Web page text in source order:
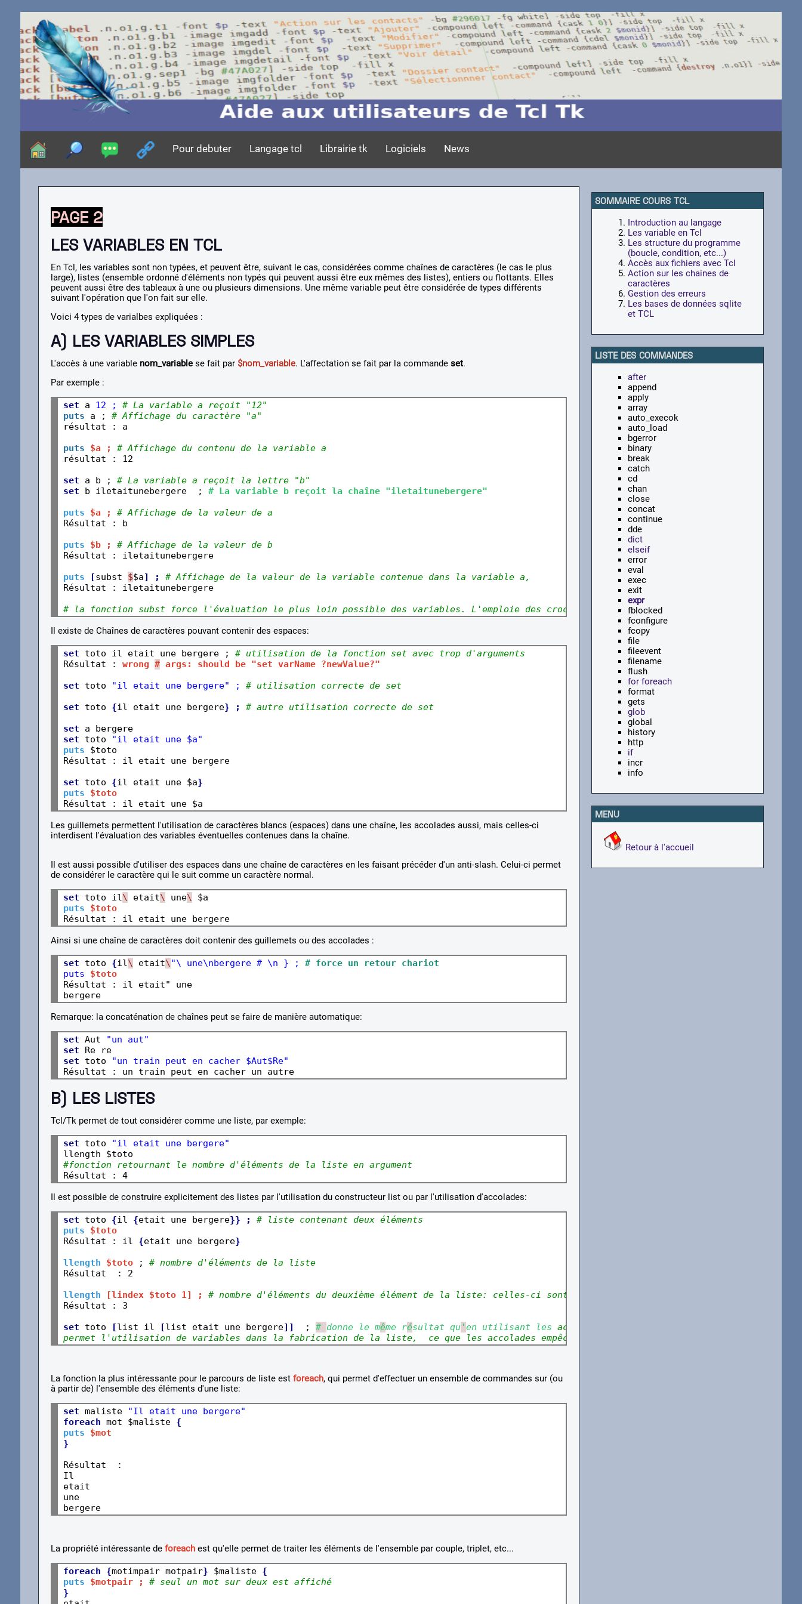
Pour debuter Langage tcl Librairie tk Logiciels News
PAGE 2
LES VARIABLES EN TCL
En Tcl, les variables sont non typées, et peuvent être, suivant le cas, considérées comme chaînes de caractères (le cas le plus
large), listes (ensemble ordonné d'éléments non typés qui peuvent aussi être eux mêmes des listes), entiers ou flottants. Elles
peuvent aussi être des tableaux à une ou plusieurs dimensions. Une même variable peut être considérée de types différents
suivant l'opération que l'on fait sur elle.
Voici 4 types de varialbes expliquées :
A) LES VARIABLES SIMPLES
L'accès à une variablenom_variable se fait par $nom_variable. L'affectation se fait par la commande set.
Par exemple :
set a 12 ; # La variable a reçoit "12"
puts a ; # Affichage du caractère "a"
résultat : a
puts
$a ; # Affichage du contenu de la variable a
set a b ; # La variable a reçoit la lettre "b"
set b iletaitunebergere  ; # La variable b reçoit la chaîne "iletaitunebergere"
puts
$a ; # Affichage de la valeur de a
puts
$b ; # Affichage de la valeur de b
Résultat : iletaitunebergere
puts
[subst $$a] ; # Affichage de la valeur de la variable contenue dans la variable a,
Résultat : iletaitunebergere
# la fonction subst force l'évaluation le plus loin possible des variables. L'emploie des crochets sera expliqué plus loin
Il existe de Chaînes de caractères pouvant contenir des espaces:
set toto il etait une bergere ; # utilisation de la fonction set avec trop d'arguments
Résultat : wrong # args: should be "set varName ?newValue?"
set toto "il etait une bergere" ; # utilisation correcte de set
set toto {il etait une bergere} ; # autre utilisation correcte de set
set
a bergere
set toto
"il etait une $a"
puts $toto
Résultat : il etait une bergere
set toto {il etait une $a}
puts
$toto
Les guillemets permettent l'utilisation de caractères blancs (espaces) dans une chaîne, les accolades aussi, mais celles-ci
interdisent l'évaluation des variables éventuelles contenues dans la chaîne.
Il est aussi possible d'utiliser des espaces dans une chaîne de caractères en les faisant précéder d'un anti-slash. Celui-ci permet
de considérer le caractère qui le suit comme un caractère normal.
set toto il \ etait\ une\
puts
$toto
Résultat : il etait une bergere
Ainsi si une chaîne de caractères doit contenir des guillemets ou des accolades :
set toto {il \ etait\ "\ une\nbergere # \n } ; # force un retour chariot
puts $toto
Résultat : il etait" une
bergere
Remarque: la concaténation de chaînes peut se faire de manière automatique:
set Aut
"un aut"
set
Re re
set toto
"un train peut en cacher $Aut$Re"
Résultat : un train peut en cacher un autre
B) LES LISTES
Tcl/Tk permet de tout considérer comme une liste, par exemple:
set toto
"il etait une bergere"
#fonction retournant le nombre d'éléments de la
liste en argument
Résultat : 4
Il est possible de construire explicitement des listes par l'utilisation du constructeur list ou par l'utilisation d'accolades:
set toto {il {etait une bergere}} ; # liste contenant deux éléments
puts
$toto
Résultat : il {etait une bergere}
llength
$toto ; # nombre d'éléments de la liste
llength
[lindex $toto 1] ; # nombre d'éléments du deuxième élément de la
liste: celles-ci sont indexées à partir de 0
Résultat : 3
set toto [list il [list etait une bergere]]
  ;
# donne le même résultat qu'en utilisant les accolades. Cependant, \
permet l'utilisation de variables dans la fabrication de la liste, ce que les accolades empêchent.
La fonction la plus intéressante pour le parcours de liste est foreach, qui permet d'effectuer un ensemble de commandes sur (ou
à partir de) l'ensemble des éléments d'une liste:
set maliste
"Il etait une bergere"
foreach mot $maliste {
puts
$mot
}
Résultat  :
Il
etait
une
bergere
La propriété intéressante de foreachest qu'elle permet de traiter les éléments de l'ensemble par couple, triplet, etc...
foreach {motimpair motpair} $maliste {
puts
$motpair ; # seul un mot sur deux est affiché
}
SOMMAIRE COURS TCL
Introduction au langage
Les variable en Tcl
Les structure du programme
(boucle, condition, etc...)
Accès aux fichiers avec Tcl
Action sur les chaines de
caractères
Gestion des erreurs
Les bases de données sqlite
et TCL
LISTE DES COMMANDES
after
append
apply
array
auto_execok
auto_load
bgerror
binary
break
catch
cd
chan
close
concat
continue
dde
dict
elseif
error
eval
exec
exit
expr
fblocked
fconfigure
fcopy
file
fileevent
filename
flush
for foreach
format
gets
glob
global
history
http
if
incr
info
MENU
Retour à l'accueil